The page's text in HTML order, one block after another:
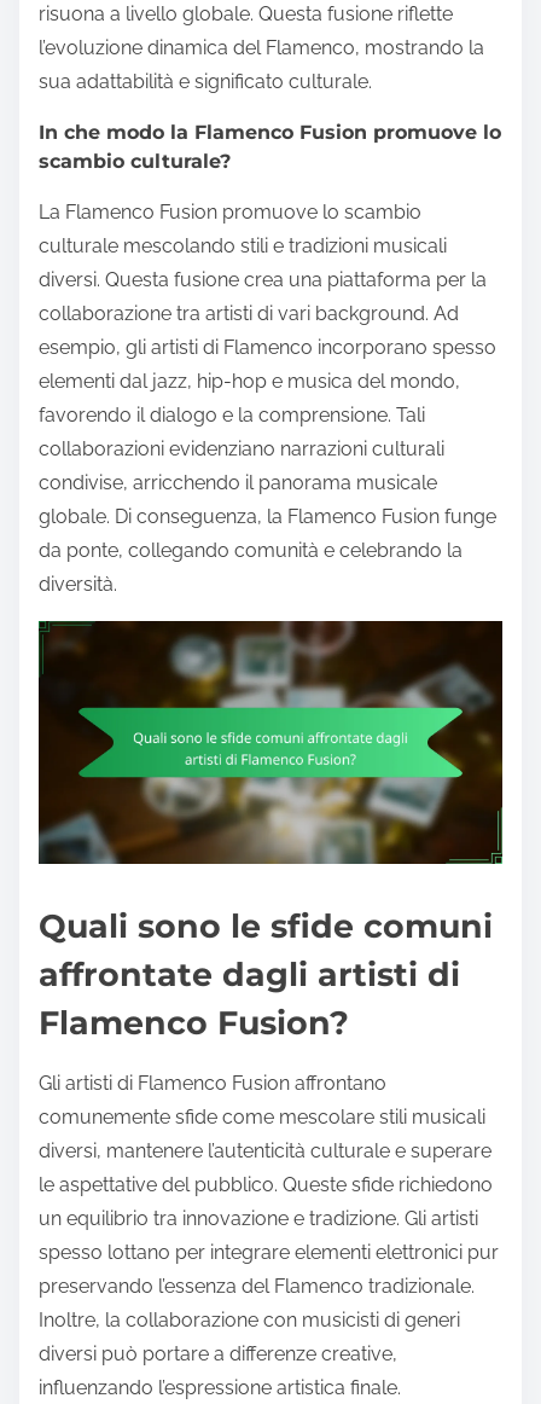
risuona a livello globale. Questa fusione riflette
l’evoluzione dinamica del Flamenco, mostrando la
sua adattabilità e significato culturale.
In che modo la Flamenco Fusion promuove lo
scambio culturale?
La Flamenco Fusion promuove lo scambio
culturale mescolando stili e tradizioni musicali
diversi. Questa fusione crea una piattaforma per la
collaborazione tra artisti di vari background. Ad
esempio, gli artisti di Flamenco incorporano spesso
elementi dal jazz, hip-hop e musica del mondo,
favorendo il dialogo e la comprensione. Tali
collaborazioni evidenziano narrazioni culturali
condivise, arricchendo il panorama musicale
globale. Di conseguenza, la Flamenco Fusion funge
da ponte, collegando comunità e celebrando la
diversità.
Quali sono le sfide comuni
affrontate dagli artisti di
Flamenco Fusion?
Gli artisti di Flamenco Fusion affrontano
comunemente sfide come mescolare stili musicali
diversi, mantenere l’autenticità culturale e superare
le aspettative del pubblico. Queste sfide richiedono
un equilibrio tra innovazione e tradizione. Gli artisti
spesso lottano per integrare elementi elettronici pur
preservando l’essenza del Flamenco tradizionale.
Inoltre, la collaborazione con musicisti di generi
diversi può portare a differenze creative,
influenzando l’espressione artistica finale.